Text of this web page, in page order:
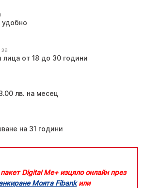
удобно
лица от 18 до 30 години
лв. на месец
на 31 години
Digital Me+изцяло онлайн през
Моята Fibank или